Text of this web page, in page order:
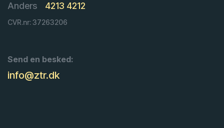
Anders
4213 4212
CVR.nr: 37263206
Send en besked:
info@ztr.dk